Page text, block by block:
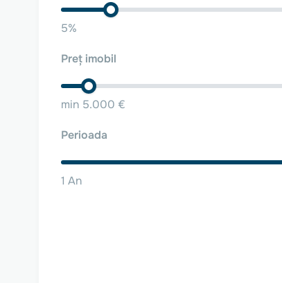
5%
Preț imobil
min 5.000 €
Perioada
1 An